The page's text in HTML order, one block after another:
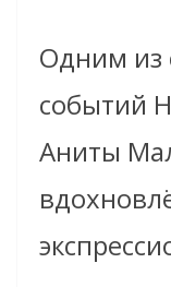
Одним из
событий
Аниты